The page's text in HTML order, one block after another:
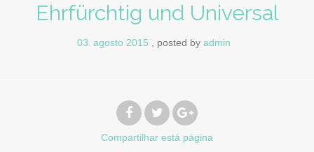
Ehrfürchtig und Universal
03. agosto 2015 posted by admin
Compartilhar está página